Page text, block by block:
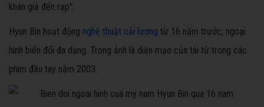
khán giả đến rạp".
Hyun Bin hoạt động nghệ thuật cải lương từ 16 năm trước, ngoại
hình biến đổi đa dạng. Trong ảnh là diện mạo của tài tử trong các
phim đầu tay năm 2003.